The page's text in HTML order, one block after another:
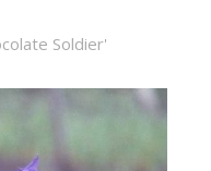
Soldier'